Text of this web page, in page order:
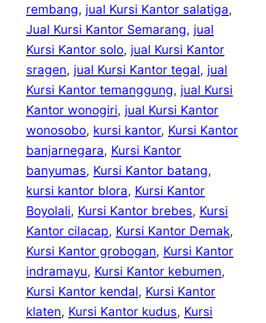
rembang, jual Kursi Kantor salatiga
Jual Kursi Kantor Semarang, jual
Kursi Kantor solo, jual Kursi Kantor
sragen, jual Kursi Kantor tegal, jual
Kursi Kantor temanggung, jual Kursi
Kantor wonogiri, jual Kursi Kantor
wonosobo, kursi kantor, Kursi Kantor
banjarnegara, Kursi Kantor
banyumas, Kursi Kantor batang
kursi kantor blora, Kursi Kantor
Boyolali, Kursi Kantor brebes, Kursi
Kantor cilacap, Kursi Kantor Demak
Kursi Kantor grobogan, Kursi Kantor
indramayu, Kursi Kantor kebumen
Kursi Kantor kendal, Kursi Kantor
klaten, Kursi Kantor kudus, Kursi